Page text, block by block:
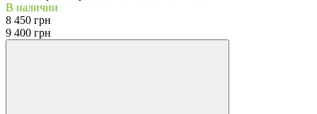
В наличии
8 450 грн
9 400 грн